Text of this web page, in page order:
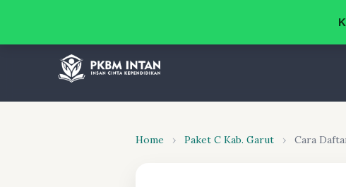
Home › Paket C Kab. Garut › Cara